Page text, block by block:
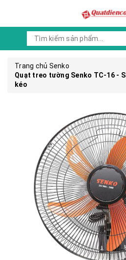
Trang chủ Senko
Quạt treo tường Senko TC-16 -
kéo